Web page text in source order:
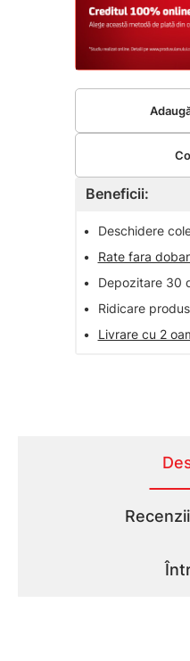
Beneficii:
•
Deschidere
•
Rate fara
•
Depozitare 30
•
Ridicare
•
Livrare cu 2